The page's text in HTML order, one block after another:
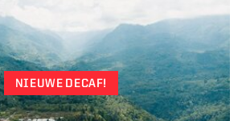
NIEUWE DECAF!